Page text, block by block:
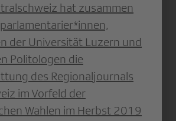
hat zusammen
der Universität Luzern und
Politologen die
des Regionaljournals
im Vorfeld der
Wahlen im Herbst 2019